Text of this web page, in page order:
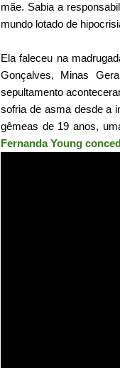
mãe. Sabia a
mundo lotado de
Ela faleceu na
Gonçalves, Minas
sepultamento
sofria de asma desde a
gêmeas de 19 anos,
Fernanda Young